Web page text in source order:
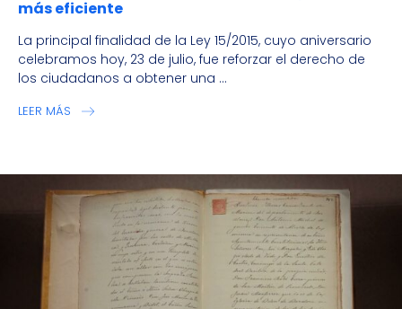
más eficiente
La principal finalidad de la Ley 15/2015, cuyo aniversario
celebramos hoy, 23 de julio, fue reforzar el derecho de
los ciudadanos a obtener una ...
LEER MÁS